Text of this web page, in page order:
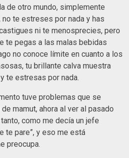
de otro mundo, simplemente
te estreses por nada y has
ni te menosprecies, pero
te pegas a las malas bebidas
no conoce límite en cuanto a los
tu brillante calva muestra
te estresas por nada.
tuve problemas que se
mamut, ahora al ver al pasado
como me decía un jefe
te pare”, y eso me está
preocupa.